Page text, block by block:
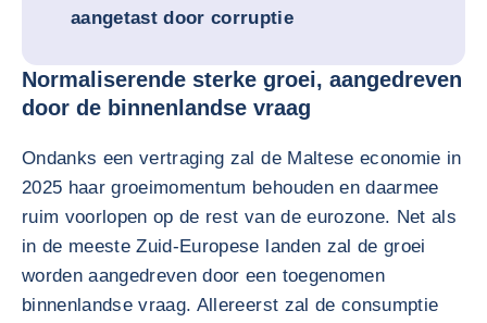
aangetast door corruptie
Normaliserende sterke groei, aangedreven
door de binnenlandse vraag
Ondanks een vertraging zal de Maltese economie in
2025 haar groeimomentum behouden en daarmee
ruim voorlopen op de rest van de eurozone. Net als
in de meeste Zuid-Europese landen zal de groei
worden aangedreven door een toegenomen
binnenlandse vraag. Allereerst zal de consumptie